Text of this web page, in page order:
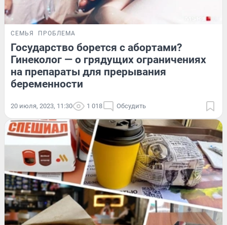
СЕМЬЯ ПРОБЛЕМА
Государство борется с абортами?
Гинеколог — о грядущих ограничениях
на препараты для прерывания
беременности
20 июля, 2023, 11:30 1 018 Обсудить